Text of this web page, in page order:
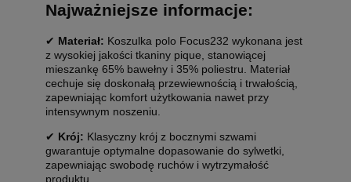
Najważniejsze informacje:
✔ Materiał: Koszulka polo Focus232 wykonana jest
z wysokiej jakości tkaniny pique, stanowiącej
mieszankę 65% bawełny i 35% poliestru. Materiał
cechuje się doskonałą przewiewnością i trwałością,
zapewniając komfort użytkowania nawet przy
intensywnym noszeniu.
✔ Krój: Klasyczny krój z bocznymi szwami
gwarantuje optymalne dopasowanie do sylwetki,
zapewniając swobodę ruchów i wytrzymałość
produktu.